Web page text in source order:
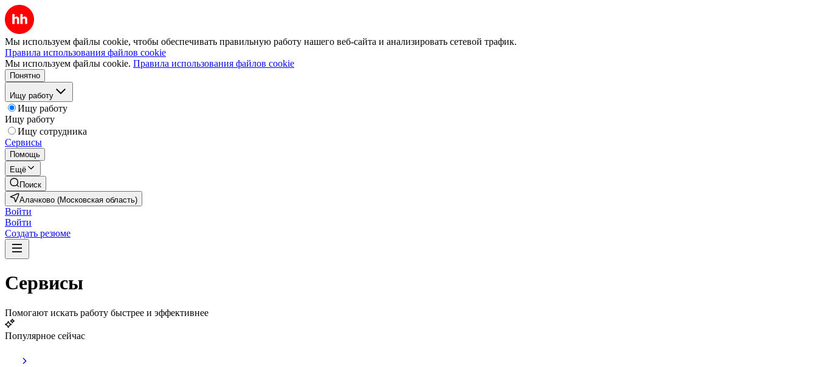
Мы используем файлы cookie, чтобы обеспечивать правильную работу нашего веб-сайта и анализировать сетевой трафик.
Правила использования файлов cookie
Мы используем файлы cookie. Правила использования файлов cookie
Понятно
Ищу работу
Ищу работу
Ищу работу
Ищу сотрудника
Сервисы
Помощь
Ещё
Поиск
Алачково (Московская область)
Войти
Войти
Создать резюме
Сервисы
Помогают искать работу быстрее и эффективнее
Популярное сейчас